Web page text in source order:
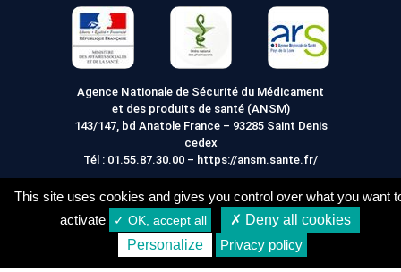
Acheter
site
Web
Agence Nationale de Sécurité du Médicament
et des produits de santé (ANSM)
143/147, bd Anatole France – 93285 Saint Denis
cedex
Tél : 01.55.87.30.00 – https://ansm.sante.fr/
Mentions légales
Conditions générales de vente
Conditions de Livraison
Vie Privée
This site uses cookies and gives you control over what you want
activate
✓ OK, accept all
✗ Deny all cookies
Personalize
Privacy policy